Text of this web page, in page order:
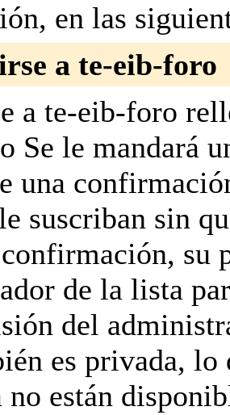
en las
a te-eib-foro
a te-eib-foro
Se le mandará
una
suscriban sin
su
de la lista
del
es privada,
están